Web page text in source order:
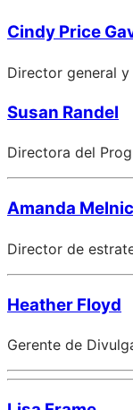
Cindy Price
Director general
Susan Randel
Directora del
Amanda
Director de
Heather Floyd
Gerente de